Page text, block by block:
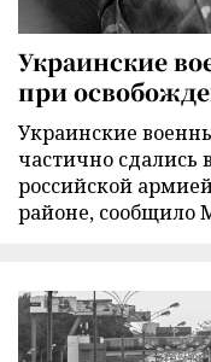
Украинские
при
Украинские
частично сдались
российской
районе, сообщило